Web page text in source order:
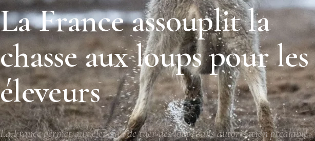
La France assouplit la
chasse aux loups pour les
éleveurs
La France permet aux éleveurs de tuer des loups sans autorisation préalable